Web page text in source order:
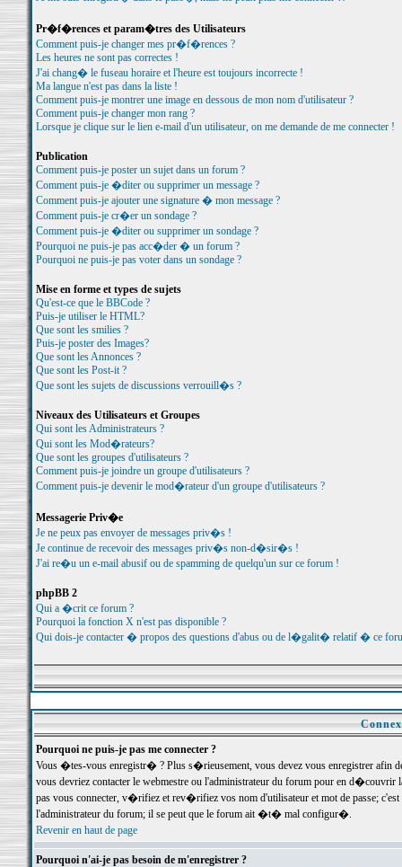
Pr�f�rences et param�tres des Utilisateurs
Comment puis-je changer mes pr�f�rences ?
Les heures ne sont pas correctes !
J'ai chang� le fuseau horaire et l'heure est toujours incorrecte !
Ma langue n'est pas dans la liste !
Comment puis-je montrer une image en dessous de mon nom d'utilisateur ?
Comment puis-je changer mon rang ?
Lorsque je clique sur le lien e-mail d'un utilisateur, on me demande de me connecter !
Publication
Comment puis-je poster un sujet dans un forum ?
Comment puis-je �diter ou supprimer un message ?
Comment puis-je ajouter une signature � mon message ?
Comment puis-je cr�er un sondage ?
Comment puis-je �diter ou supprimer un sondage ?
Pourquoi ne puis-je pas acc�der � un forum ?
Pourquoi ne puis-je pas voter dans un sondage ?
Mise en forme et types de sujets
Qu'est-ce que le BBCode ?
Puis-je utiliser le HTML?
Que sont les smilies ?
Puis-je poster des Images?
Que sont les Annonces ?
Que sont les Post-it ?
Que sont les sujets de discussions verrouill�s ?
Niveaux des Utilisateurs et Groupes
Qui sont les Administrateurs ?
Qui sont les Mod�rateurs?
Que sont les groupes d'utilisateurs ?
Comment puis-je joindre un groupe d'utilisateurs ?
Comment puis-je devenir le mod�rateur d'un groupe d'utilisateurs ?
Messagerie Priv�e
Je ne peux pas envoyer de messages priv�s !
Je continue de recevoir des messages priv�s non-d�sir�s !
J'ai re�u un e-mail abusif ou de spamming de quelqu'un sur ce forum !
phpBB 2
Qui a �crit ce forum ?
Pourquoi la fonction X n'est pas disponible ?
Qui dois-je contacter � propos des questions d'abus ou de l�galit� relatif � ce
Pourquoi ne puis-je pas me connecter ?
Vous �tes-vous enregistr� ? Plus s�rieusement, vous devez vous enregistrer
vous devriez contacter le webmestre ou l'administrateur du forum pour en
pas vous connecter, v�rifiez et rev�rifiez vos nom d'utilisateur et mot de passe;
l'administrateur du forum; il se peut que le forum ait �t� mal configur�.
Revenir en haut de page
Pourquoi n'ai-je pas besoin de m'enregistrer ?